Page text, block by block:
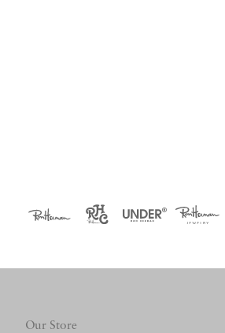
Our Store